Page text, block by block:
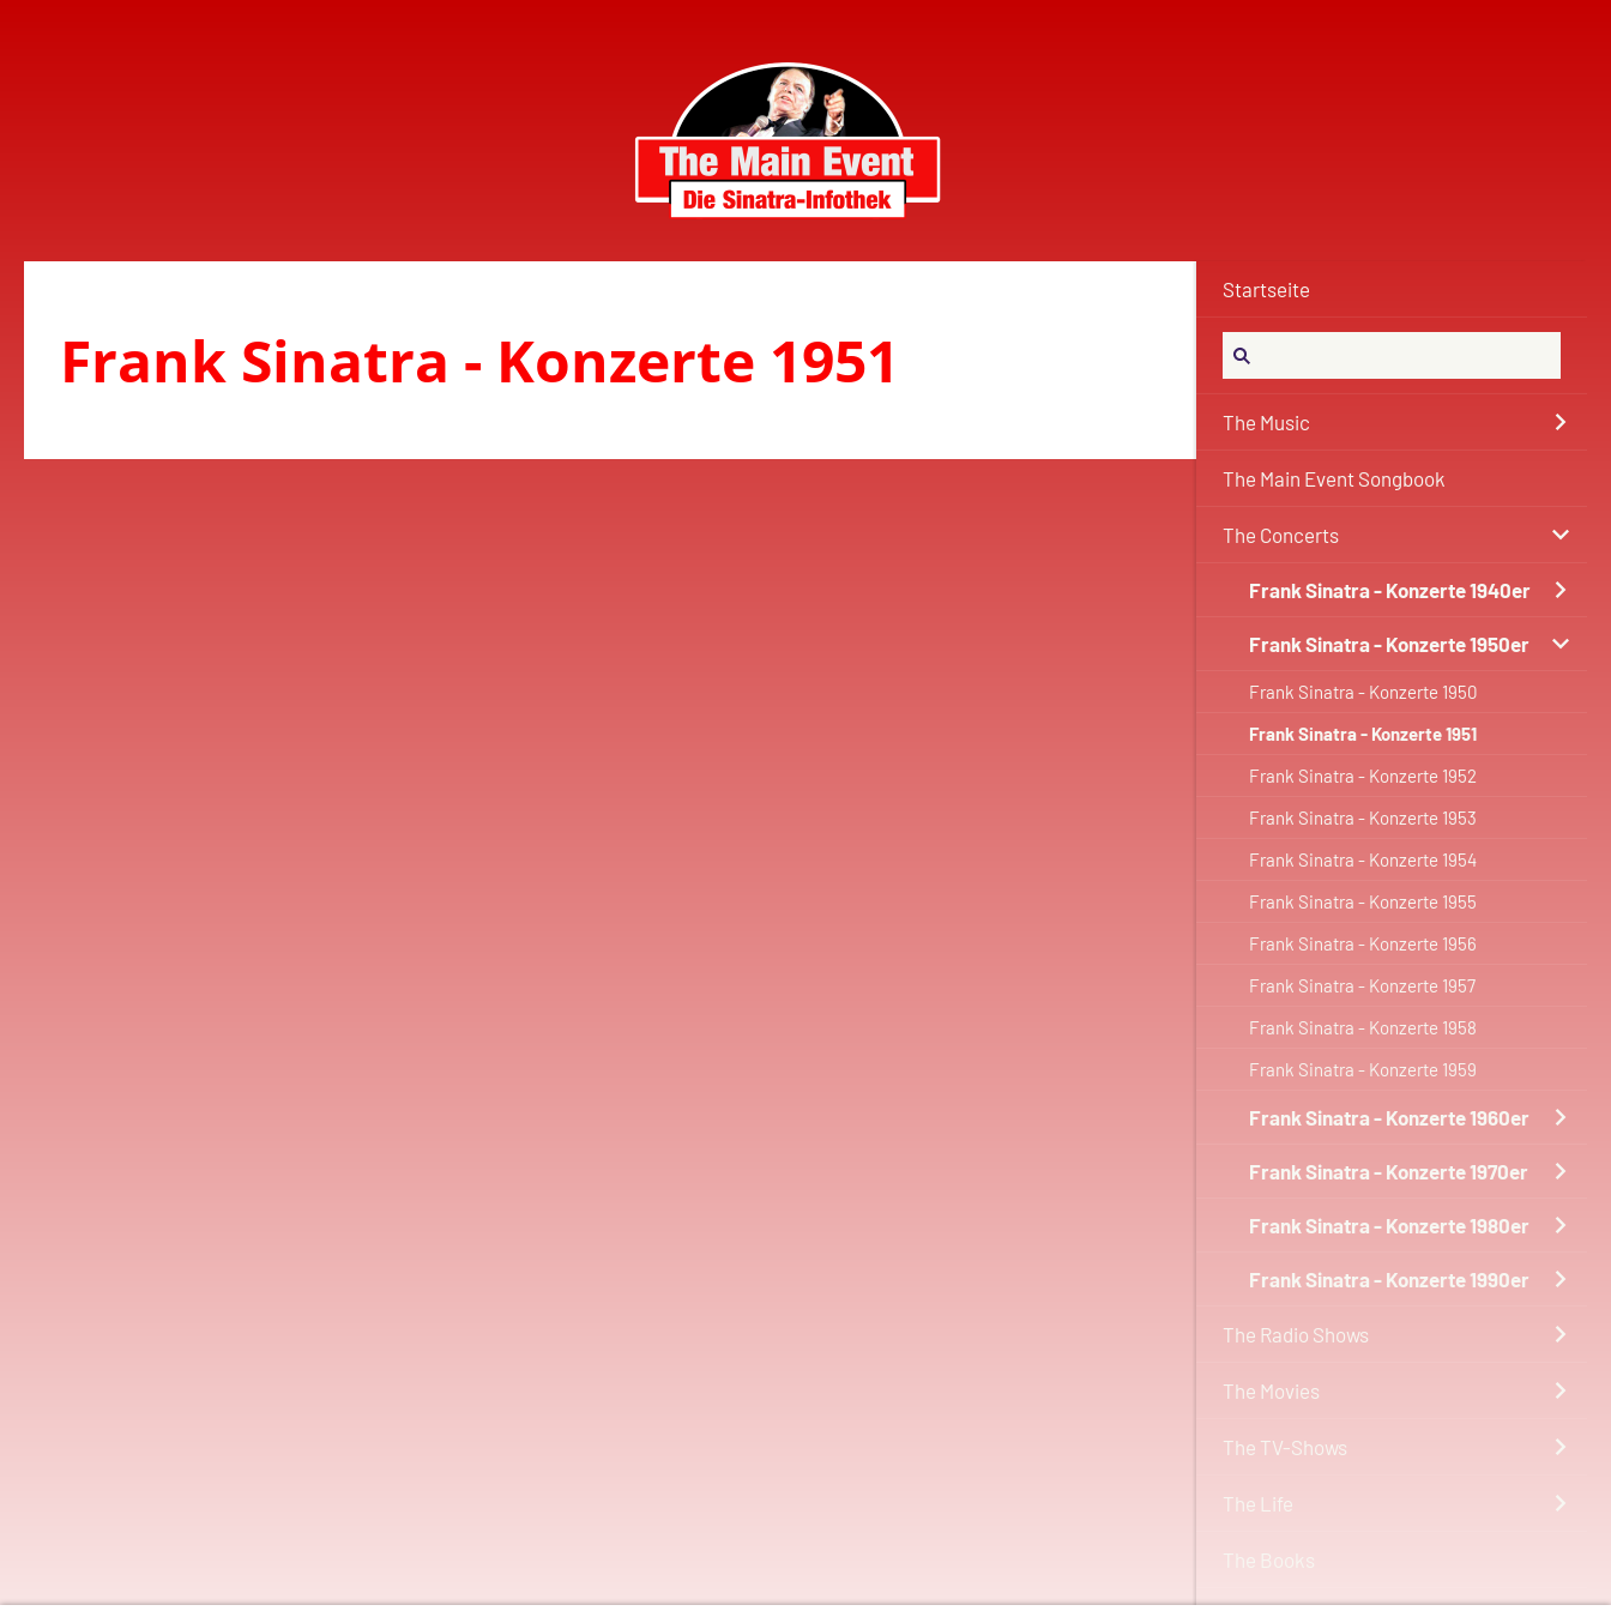
Startseite
The Music
The Main Event Songbook
The Concerts
Frank Sinatra - Konzerte 1940er
Frank Sinatra - Konzerte 1950er
Frank Sinatra - Konzerte 1950
Frank Sinatra - Konzerte 1951
Frank Sinatra - Konzerte 1952
Frank Sinatra - Konzerte 1953
Frank Sinatra - Konzerte 1954
Frank Sinatra - Konzerte 1955
Frank Sinatra - Konzerte 1956
Frank Sinatra - Konzerte 1957
Frank Sinatra - Konzerte 1958
Frank Sinatra - Konzerte 1959
Frank Sinatra - Konzerte 1960er
Frank Sinatra - Konzerte 1970er
Frank Sinatra - Konzerte 1980er
Frank Sinatra - Konzerte 1990er
The Radio Shows
The Movies
The TV-Shows
The Life
The Books
Frank Sinatra - Konzerte 1951